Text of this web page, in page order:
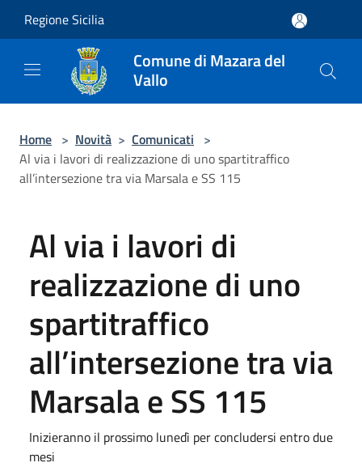
Regione Sicilia
Comune di Mazara del
Vallo
Home > Novità > Comunicati >
Al via i lavori di realizzazione di uno spartitraffico
all’intersezione tra via Marsala e SS 115
Al via i lavori di
realizzazione di uno
spartitraffico
all’intersezione tra via
Marsala e SS 115
Inizieranno il prossimo lunedì per concludersi entro due
mesi